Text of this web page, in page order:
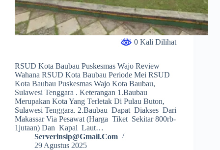
0 Kali Dilihat
RSUD Kota Baubau Puskesmas Wajo Review
Wahana RSUD Kota Baubau Periode Mei RSUD
Kota Baubau Puskesmas Wajo Kota Baubau,
Sulawesi Tenggara . Keterangan 1.Baubau
Merupakan Kota Yang Terletak Di Pulau Buton,
Sulawesi Tenggara. 2.Baubau Dapat Diakses Dari
Makassar Via Pesawat (harga Tiket Sekitar 800rb-
1jutaan) Dan Kapal Laut…
Serverinsip@gmail.com
29 Agustus 2025